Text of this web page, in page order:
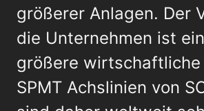
größerer Anlagen. Der
die Unternehmen ist
größere wirtschaftliche
SPMT Achslinien von